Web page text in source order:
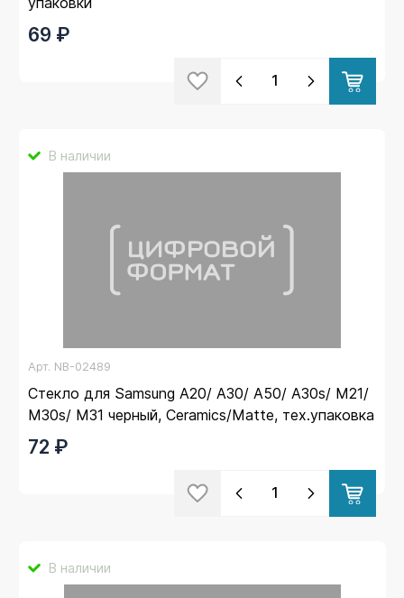
69 ₽
В наличии
Арт. NB-02489
Стекло для Samsung A20/ A30/ A50/ A30s/ M21/
M30s/ M31 черный, Ceramics/Matte, тех.упаковка
72 ₽
В наличии